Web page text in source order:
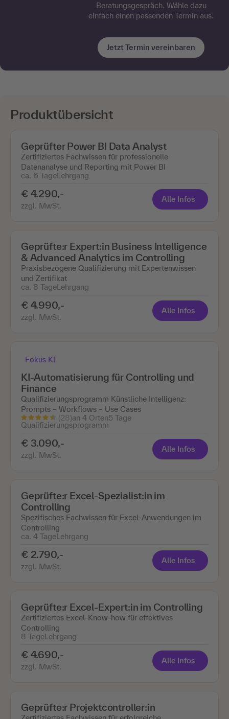
Beratungsgespräch. Wähle dazu
einfach einen passenden Termin aus.
Jetzt Termin vereinbaren
Produktübersicht
Geprüfter Power BI Data Analyst
Zertifiziertes Fachwissen für professionelle
Datenanalyse und Reporting mit Power BI
ca. 6 TageLehrgang
€ 4.290,-
zzgl. MwSt.
Alle Infos
Geprüfte:r Expert:in Business Intelligence
& Advanced Analytics im Controlling
Praxisbezogene Qualifizierung mit Expertenwissen
und Zertifikat
ca. 8 TageLehrgang
€ 4.990,-
zzgl. MwSt.
Alle Infos
Fokus KI
KI-Automatisierung für Controlling und
Finance
Qualifizierungsprogramm Künstliche Intelligenz:
Prompts – Workflows – Use Cases
(28)an 4 Orten5 Tage
Qualifizierungsprogramm
€ 3.090,-
zzgl. MwSt.
Alle Infos
Geprüfte:r Excel-Spezialist:in im
Controlling
Spezifisches Fachwissen für Excel-Anwendungen im
Controlling
ca. 4 TageLehrgang
€ 2.790,-
zzgl. MwSt.
Alle Infos
Geprüfte:r Excel-Expert:in im Controlling
Zertifiziertes Excel-Know-how für effektives
Controlling
8 TageLehrgang
€ 4.690,-
zzgl. MwSt.
Alle Infos
Geprüfte:r Projektcontroller:in